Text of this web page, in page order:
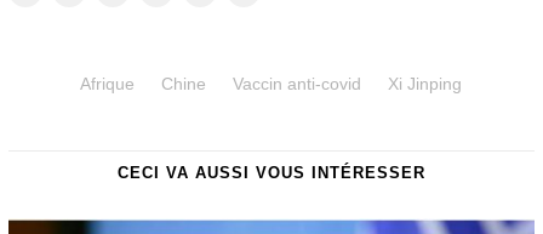
Afrique Chine Vaccin anti-covid Xi Jinping
CECI VA AUSSI VOUS INTÉRESSER